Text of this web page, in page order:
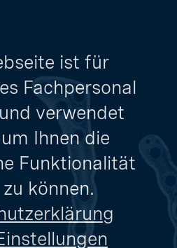
ist für
Fachpersonal
verwendet
Ihnen die
Funktionalität
können.